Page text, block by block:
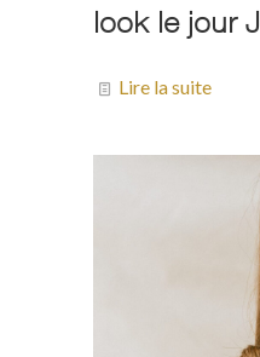
look le jour J
Lire la suite